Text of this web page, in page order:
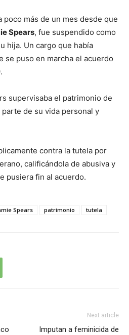
poco más de un mes desde que
Spears, fue suspendido como
hija. Un cargo que había
se puso en marcha el acuerdo
supervisaba el patrimonio de
de su vida personal y
contra la tutela por
calificándola de abusiva y
pusiera fin al acuerdo.
Spears patrimonio tutela
Next article
Imputan a feminicida de